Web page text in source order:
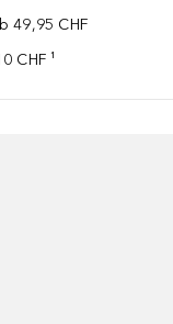
49,95 CHF
CHF ¹